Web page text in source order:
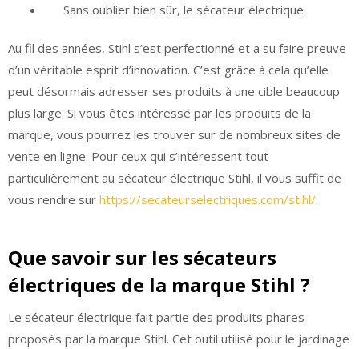
Sans oublier bien sûr, le sécateur électrique.
Au fil des années, Stihl s’est perfectionné et a su faire preuve
d’un véritable esprit d’innovation. C’est grâce à cela qu’elle
peut désormais adresser ses produits à une cible beaucoup
plus large. Si vous êtes intéressé par les produits de la
marque, vous pourrez les trouver sur de nombreux sites de
vente en ligne. Pour ceux qui s’intéressent tout
particulièrement au sécateur électrique Stihl, il vous suffit de
vous rendre sur https://secateurselectriques.com/stihl/.
Que savoir sur les sécateurs
électriques de la marque Stihl ?
Le sécateur électrique fait partie des produits phares
proposés par la marque Stihl. Cet outil utilisé pour le jardinage